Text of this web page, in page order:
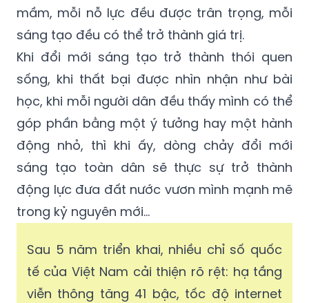
mầm, mỗi nỗ lực đều được trân trọng, mỗi
sáng tạo đều có thể trở thành giá trị.
Khi đổi mới sáng tạo trở thành thói quen
sống, khi thất bại được nhìn nhận như bài
học, khi mỗi người dân đều thấy mình có thể
góp phần bằng một ý tưởng hay một hành
động nhỏ, thì khi ấy, dòng chảy đổi mới
sáng tạo toàn dân sẽ thực sự trở thành
động lực đưa đất nước vươn mình mạnh mẽ
trong kỷ nguyên mới...
Sau 5 năm triển khai, nhiều chỉ số quốc
tế của Việt Nam cải thiện rõ rệt: hạ tầng
viễn thông tăng 41 bậc, tốc độ internet